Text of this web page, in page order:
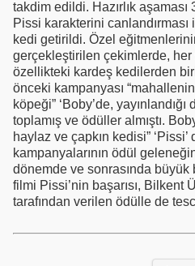
takdim edildi. Hazırlık
Pissi karakterini
kedi getirildi. Özel
gerçekleştirilen çekimlerde,
özellikteki kardeş kedilerden biri
önceki kampanyası
köpeği” ‘Boby’de,
toplamış ve ödüller almıştı.
haylaz ve çapkın kedisi”
kampanyalarının ödül
dönemde ve sonrasında
filmi Pissi’nin başarısı, Bilkent
tarafından verilen ödülle de